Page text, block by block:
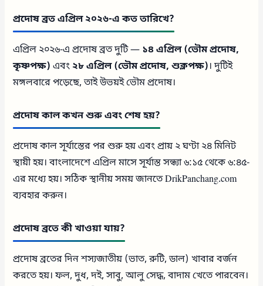
প্রদোষ ব্রত এপ্রিল ২০২৬-এ কত তারিখে?
এপ্রিল ২০২৬-এ প্রদোষ ব্রত দুটি — ১৪ এপ্রিল (ভৌম প্রদোষ,
কৃষ্ণপক্ষ) এবং ২৮ এপ্রিল (ভৌম প্রদোষ, শুক্লপক্ষ)। দুটিই
মঙ্গলবারে পড়েছে, তাই উভয়ই ভৌম প্রদোষ।
প্রদোষ কাল কখন শুরু এবং শেষ হয়?
প্রদোষ কাল সূর্যাস্তের পর শুরু হয় এবং প্রায় ২ ঘণ্টা ২৪ মিনিট
স্থায়ী হয়। বাংলাদেশে এপ্রিল মাসে সূর্যাস্ত সন্ধ্যা ৬:১৫ থেকে ৬:৪৫-
এর মধ্যে হয়। সঠিক স্থানীয় সময় জানতে DrikPanchang.com
ব্যবহার করুন।
প্রদোষ ব্রতে কী খাওয়া যায়?
প্রদোষ ব্রতের দিন শস্যজাতীয় (ভাত, রুটি, ডাল) খাবার বর্জন
করতে হয়। ফল, দুধ, দই, সাবু, আলু সেদ্ধ, বাদাম খেতে পারবেন।